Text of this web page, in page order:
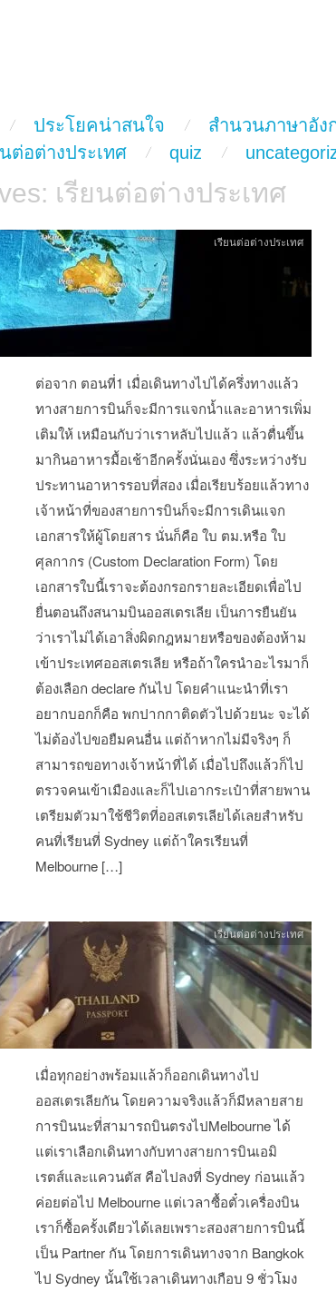
ประโยคน่าสนใจ สำนวนภาษาอัง
ต่อต่างประเทศ quiz
เรียนต่อต่างประเทศ
ต่อจาก ตอนที่1 เมื่อเดินทางไปได้ครึ่งทางแล้ว
ทางสายการบินก็จะมีการแจกน้ำและอาหารเพิ่ม
เติมให้ เหมือนกับว่าเราหลับไปแล้ว แล้วตื่นขึ้น
มากินอาหารมื้อเช้าอีกครั้งนั่นเอง ซึ่งระหว่างรับ
ประทานอาหารรอบที่สอง เมื่อเรียบร้อยแล้วทาง
เจ้าหน้าที่ของสายการบินก็จะมีการเดินแจก
เอกสารให้ผู้โดยสาร นั่นก็คือ ใบ ตม.หรือ ใบ
ศุลกากร (Custom Declaration Form) โดย
เอกสารใบนี้เราจะต้องกรอกรายละเอียดเพื่อไป
ยื่นตอนถึงสนามบินออสเตรเลีย เป็นการยืนยัน
ว่าเราไม่ได้เอาสิ่งผิดกฎหมายหรือของต้องห้าม
เข้าประเทศออสเตรเลีย หรือถ้าใครนำอะไรมาก็
ต้องเลือก declare กันไป โดยคำแนะนำที่เรา
อยากบอกก็คือ พกปากกาติดตัวไปด้วยนะ จะได้
ไม่ต้องไปขอยืมคนอื่น แต่ถ้าหากไม่มีจริงๆ ก็
สามารถขอทางเจ้าหน้าที่ได้ เมื่อไปถึงแล้วก็ไป
ตรวจคนเข้าเมืองและก็ไปเอากระเป๋าที่สายพาน
เตรียมตัวมาใช้ชีวิตที่ออสเตรเลียได้เลยสำหรับ
คนที่เรียนที่ Sydney แต่ถ้าใครเรียนที่
Melbourne […]
เรียนต่อต่างประเทศ
เมื่อทุกอย่างพร้อมแล้วก็ออกเดินทางไป
ออสเตรเลียกัน โดยความจริงแล้วก็มีหลายสาย
การบินนะที่สามารถบินตรงไปMelbourne ได้
แต่เราเลือกเดินทางกับทางสายการบินเอมิ
เรตส์‎และแควนตัส คือไปลงที่ Sydney ก่อนแล้ว
ค่อยต่อไป Melbourne แต่เวลาซื้อตั๋วเครื่องบิน
เราก็ซื้อครั้งเดียวได้เลยเพราะสองสายการบินนี้
เป็น Partner กัน โดยการเดินทางจาก Bangkok
ไป Sydney นั้นใช้เวลาเดินทางเกือบ 9 ชั่วโมง
เรียนต่อต่างประเทศ